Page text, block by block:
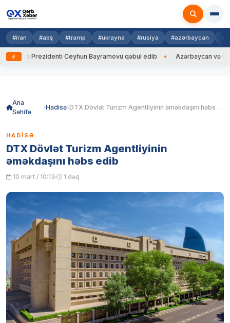
#iran #abş #tramp #ukrayna #rusiya #azərbaycan
Prezidenti Ceyhun Bayramovu qəbul edib Azərbaycan və
Ana
Səhifə
Hadisə DTX Dövlət Turizm Agentliyinin əməkdaşını həbs edib
HADISƏ
DTX Dövlət Turizm Agentliyinin
əməkdaşını həbs edib
10 mart / 10:13 1 dəq